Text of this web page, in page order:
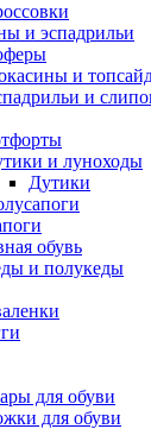
и эспадрильи
и
и
и луноходы
Дутики
обувь
и полукеды
для обуви
для обуви